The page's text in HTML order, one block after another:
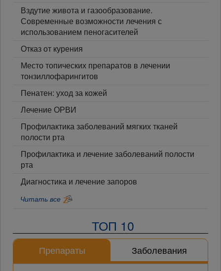
Вздутие живота и газообразование.
Современные возможности лечения с
использованием пеногасителей
Отказ от курения
Место топических препаратов в лечении
тонзиллофарингитов
Пенатен: уход за кожей
Лечение ОРВИ
Профилактика заболеваний мягких тканей
полости рта
Профилактика и лечение заболеваний полости
рта
Диагностика и лечение запоров
Читать все
ТОП 10
Препараты Заболевания